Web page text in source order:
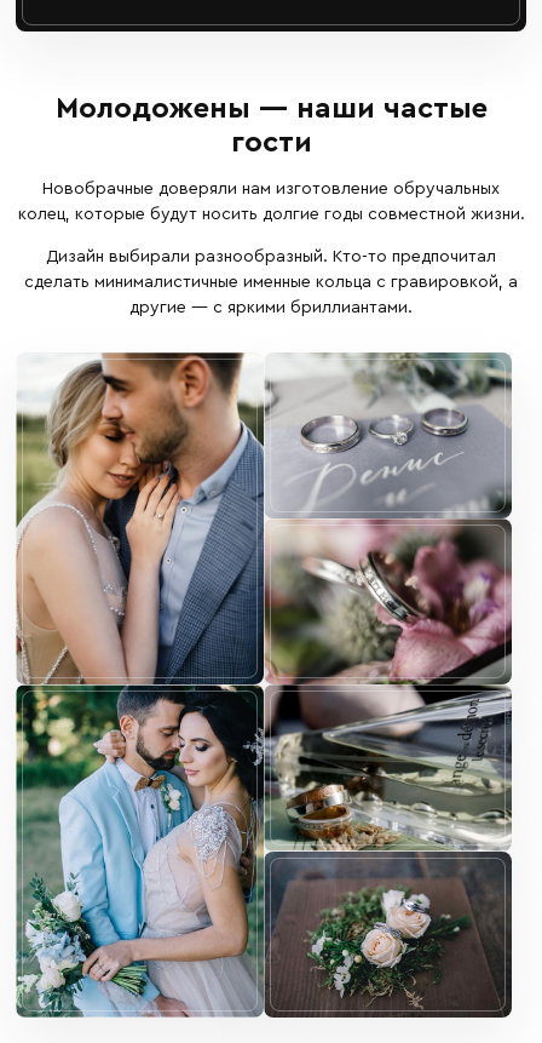
Молодожены — наши частые
гости
Новобрачные доверяли нам изготовление обручальных
колец, которые будут носить долгие годы совместной жизни.
Дизайн выбирали разнообразный. Кто-то предпочитал
сделать минималистичные именные кольца с гравировкой, а
другие — с яркими бриллиантами.